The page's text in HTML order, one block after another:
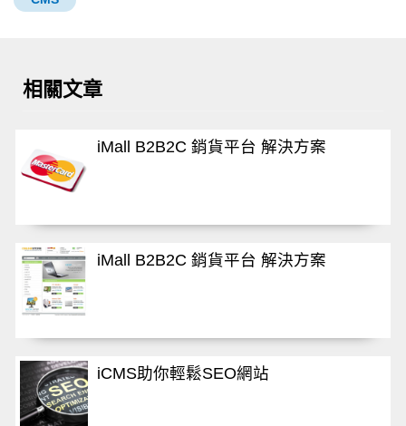
相關文章
iMall B2B2C 銷貨平台 解決方案
iMall B2B2C 銷貨平台 解決方案
iCMS助你輕鬆SEO網站